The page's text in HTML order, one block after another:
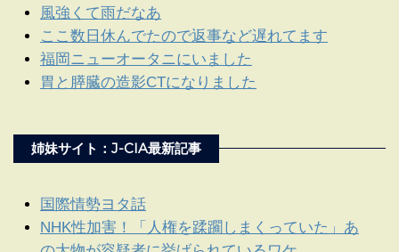
風強くて雨だなあ
ここ数日休んでたので返事など遅れてます
福岡ニューオータニにいました
胃と膵臓の造影CTになりました
姉妹サイト：J-CIA最新記事
国際情勢ヨタ話
NHK性加害！「人権を蹂躙しまくっていた」あ